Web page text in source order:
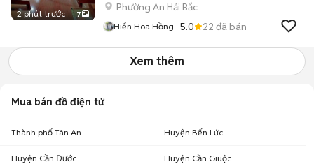
2 phút trước 7
Phường An Hải Bắc
Hiển Hoa Hồng 5.0 22 đã bán
Xem thêm
Mua bán đồ điện tử
Thành phố Tân An Huyện Bến Lức
Huyện Cần Đước Huyện Cần Giuộc